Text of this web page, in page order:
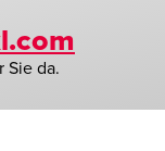
Sie da.